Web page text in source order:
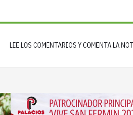
LEE LOS COMENTARIOS Y COMENTA LA